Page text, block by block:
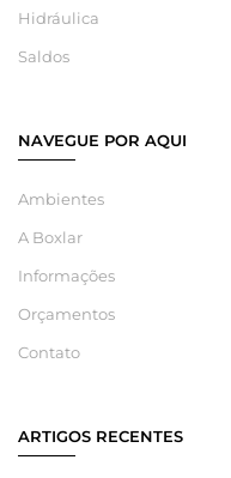
Hidráulica
Saldos
NAVEGUE POR AQUI
Ambientes
A Boxlar
Informações
Orçamentos
Contato
ARTIGOS RECENTES